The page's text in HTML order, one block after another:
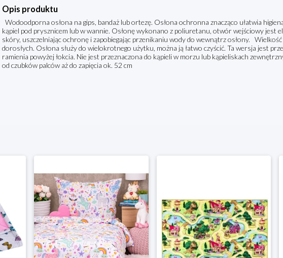
Opis produktu
Wodoodporna osłona na gips, bandaż lub ortezę. Osłona ochronna znacząco ułatwia
kąpiel pod prysznicem lub w wannie. Osłonę wykonano z poliuretanu, otwór wejściowy jest
skóry, uszczelniając ochronę i zapobiegając przenikaniu wody do wewnątrz osłony.
dorosłych. Osłona służy do wielokrotnego użytku, można ją łatwo czyścić. Ta wersja jest
ramienia powyżej łokcia. Nie jest przeznaczona do kąpieli w morzu lub kąpieliskach
od czubków palców aż do zapięcia ok. 52 cm